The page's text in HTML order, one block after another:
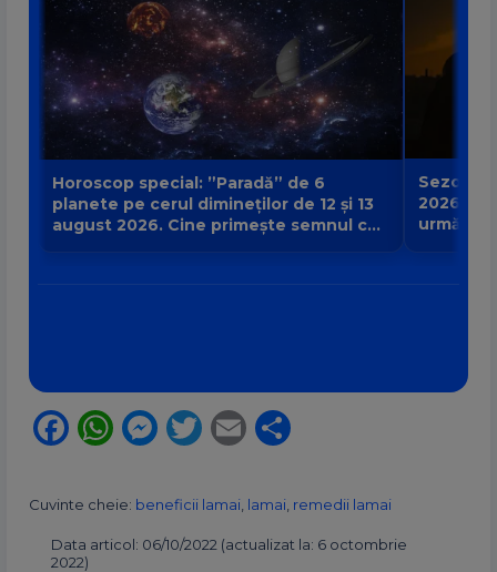
Horoscop special: ”Paradă” de 6
planete pe cerul dimineților de 12 și 13
august 2026. Cine primește semnul că
Sezonul
2026
urmă și
Facebook
WhatsApp
Messenger
Twitter
Email
Cuvinte cheie: beneficii lamai lamai remedii lamai
Data articol: 06/10/2022 (actualizat la: 6 octombrie
2022)